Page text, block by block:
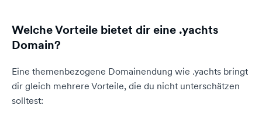
Welche Vorteile bietet dir eine .yachts
Domain?
Eine themenbezogene Domainendung wie .yachts bringt
dir gleich mehrere Vorteile, die du nicht unterschätzen
solltest: